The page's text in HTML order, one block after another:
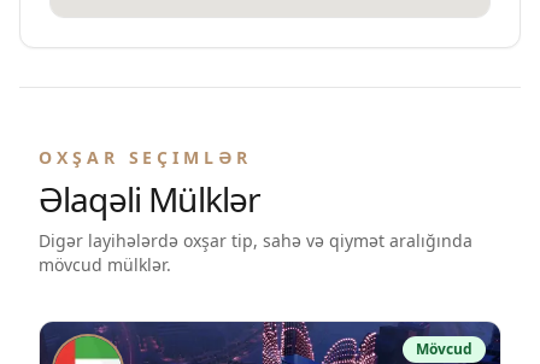
OXŞAR SEÇIMLƏR
Əlaqəli Mülklər
Digər layihələrdə oxşar tip, sahə və qiymət aralığında
mövcud mülklər.
Mövcud